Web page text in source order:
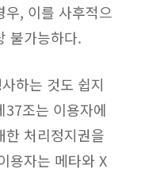
우, 이를 사후적으
불가능하다.
하는 것도 쉽지
37조는 이용자에
한 처리정지권을
용자는 메타와 X